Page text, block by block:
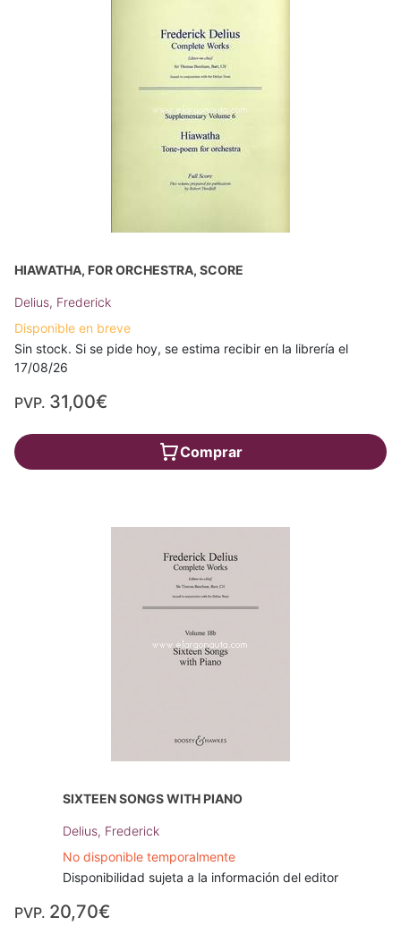
HIAWATHA, FOR ORCHESTRA, SCORE
Delius, Frederick
Disponible en breve
Sin stock. Si se pide hoy, se estima recibir en la librería el
17/08/26
PVP. 31,00€
Comprar
SIXTEEN SONGS WITH PIANO
Delius, Frederick
No disponible temporalmente
Disponibilidad sujeta a la información del editor
PVP. 20,70€